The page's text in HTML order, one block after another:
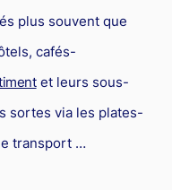
plus souvent que
cafés-
et leurs sous-
sortes via les plates-
transport …